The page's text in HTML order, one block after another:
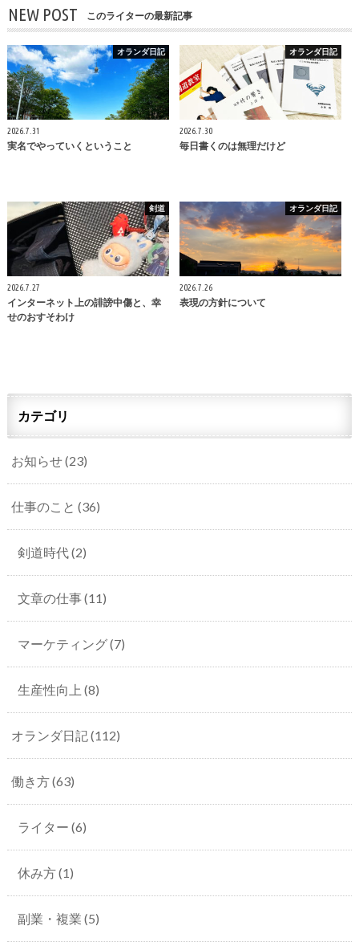
NEW POST このライターの最新記事
オランダ日記
2026.7.31
実名でやっていくということ
オランダ日記
2026.7.30
毎日書くのは無理だけど
剣道
2026.7.27
インターネット上の誹謗中傷と、幸
せのおすそわけ
オランダ日記
2026.7.26
表現の方針について
カテゴリ
お知らせ(23)
仕事のこと (36)
剣道時代(2)
文章の仕事(11)
マーケティング(7)
生産性向上 (8)
オランダ日記(112)
働き方(63)
ライター (6)
休み方(1)
副業・複業 (5)